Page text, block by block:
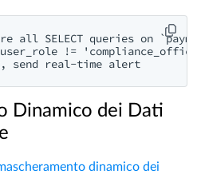
all SELECT queries on
user_role !=
Dinamico dei Dati
dinamico dei